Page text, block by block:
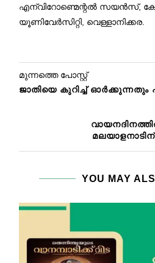
എന്വിറോണ്മെന്റല്‍ സയന്‍സ്,
യൂണിവേര്‍‌സിറ്റി, വെള്ളാനിക്കര.
മുന്നത്തെ പോസ്റ്റ്
ജാതിയെ കുറിച്ച്
YOU MAY